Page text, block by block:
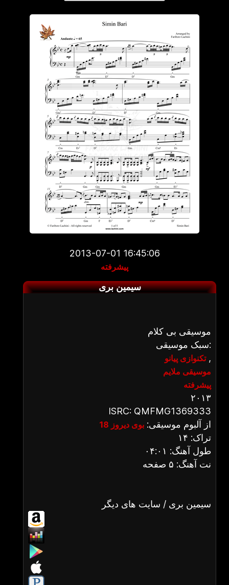
2013-07-01 16:45:06
پیشرفته
سیمین بری
موسیقی بی کلام
سبک موسیقی:
تکنوازی پیانو,
موسیقی ملایم
پیشرفته
۲۰۱۳
ISRC: QMFMG1369333
از آلبوم موسیقی: بوی دیروز 18
تراک: ۱۴
طول آهنگ: ۰۴:۰۱
نت آهنگ: ۵ صفحه
سیمین بری / سایت های دیگر